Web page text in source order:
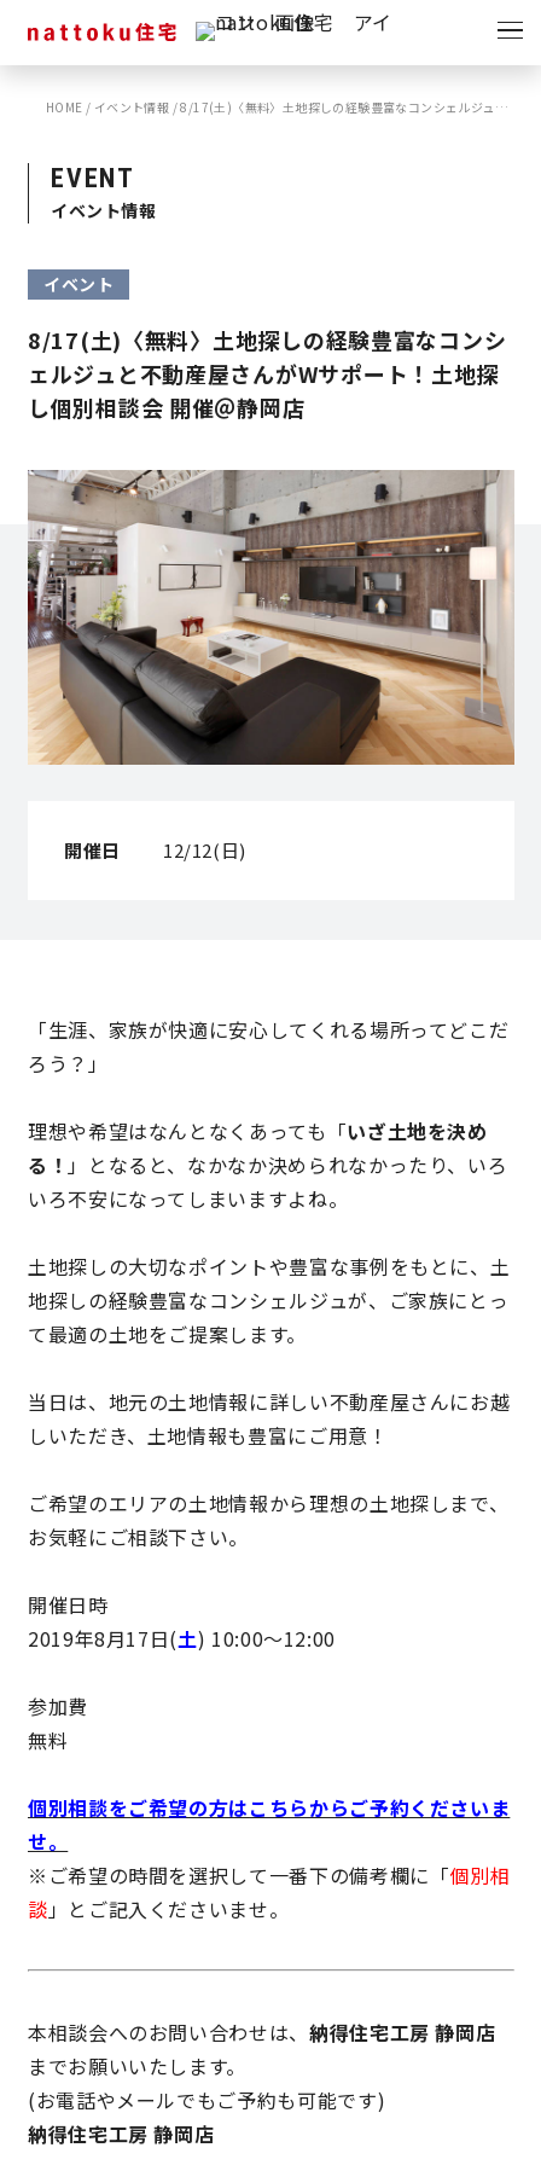
イベント
キャンペーン
ショールーム
モデルハウス
スタッフブログ
営業時間／10:00～20:00 定休日／年末年始
タップで電話をかける
来店・見学予約
nattoku住宅 10のこだわり
理想の暮らしを引き出すデザイン力
家具まで標準仕様の空間コーディネート
身体に優しい自然素材の家
耐震等級3 & 許容応力度計算 全棟標準
徹底したコストダウンの追求
2030年の省エネ基準住宅
100年点検住宅
快適な室内環境へのこだわり
生涯続く安心のアフターフォロー
ラインナップ
最響の家
Groovin’
nattoku住宅25周年記念モデル
Glass Arts
Blue Style
HOME / イベント情報 /8/17(土)〈無料〉土地探しの経験豊富なコンシェルジュと不動産屋さんがWサポート！土地探し個別相談会 開催＠静岡店
EVENT
イベント情報
イベント
8/17(土)〈無料〉土地探しの経験豊富なコンシ
ェルジュと不動産屋さんがWサポート！土地探
し個別相談会 開催＠静岡店
開催日 12/12(日)
「生涯、家族が快適に安心してくれる場所ってどこだ
ろう？」
理想や希望はなんとなくあっても「いざ土地を決め
る！ 」となると、なかなか決められなかったり、いろ
いろ不安になってしまいますよね。
土地探しの大切なポイントや豊富な事例をもとに、土
地探しの経験豊富なコンシェルジュが、ご家族にとっ
て最適の土地をご提案します。
当日は、地元の土地情報に詳しい不動産屋さんにお越
しいただき、土地情報も豊富にご用意！
ご希望のエリアの土地情報から理想の土地探しまで、
お気軽にご相談下さい。
開催日時
2019年8月17日(土) 10:00〜12:00
参加費
無料
個別相談をご希望の方はこちらからご予約くださいま
せ。
※ご希望の時間を選択して一番下の備考欄に「個別相
談 」とご記入くださいませ。
本相談会へのお問い合わせは、 納得住宅工房 静岡店
までお願いいたします。
(お電話やメールでもご予約も可能です)
納得住宅工房 静岡店